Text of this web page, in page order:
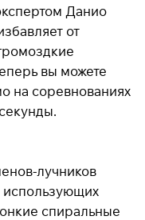
Данио
от
вы можете
на соревнованиях
лучников
использующих
спиральные
раз в 2